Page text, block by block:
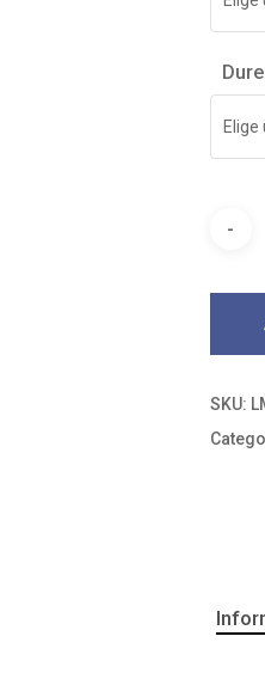
Elige
SKU: